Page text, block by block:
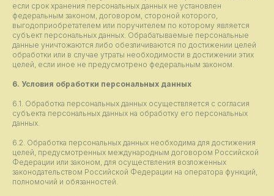
если срок хранения персональных данных не установлен
федеральным законом, договором, стороной которого,
выгодоприобретателем или поручителем по которому является
субъект персональных данных. Обрабатываемые персональные
данные уничтожаются либо обезличиваются по достижении целей
обработки или в случае утраты необходимости в достижении этих
целей, если иное не предусмотрено федеральным законом.
6. Условия обработки персональных данных
6.1. Обработка персональных данных осуществляется с согласия
субъекта персональных данных на обработку его персональных
данных.
6.2. Обработка персональных данных необходима для достижения
целей, предусмотренных международным договором Российской
Федерации или законом, для осуществления возложенных
законодательством Российской Федерации на оператора функций,
полномочий и обязанностей.